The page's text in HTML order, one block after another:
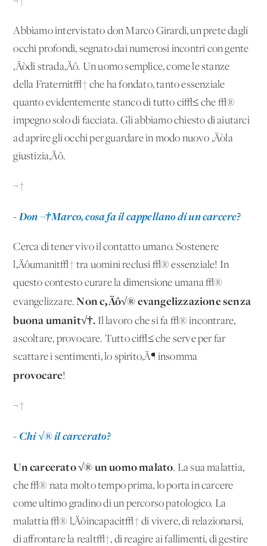
Abbiamo intervistato don Marco Girardi, un prete dagli
occhi profondi, segnato dai numerosi incontri con gente
‚Äòdi strada‚Äô. Un uomo semplice, come le stanze
della Fraternit√† che ha fondato, tanto essenziale
quanto evidentemente stanco di tutto ci√≤ che √®
impegno solo di facciata. Gli abbiamo chiesto di aiutarci
ad aprire gli occhi per guardare in modo nuovo ‚Äòla
giustizia‚Äô.
¬†
- Don ¬†Marco, cosa fa il cappellano di un carcere?
Cerca di tener vivo il contatto umano. Sostenere
l‚Äôumanit√† tra uomini reclusi √® essenziale! In
questo contesto curare la dimensione umana √®
evangelizzare.Non c‚Äô√® evangelizzazione senza
buona umanit√†. Il lavoro che si fa √® incontrare,
ascoltare, provocare. Tutto ci√≤ che serve per far
scattare i sentimenti, lo spirito‚Ä¶ insomma
provocare!
¬†
- Chi √® il carcerato?
Un carcerato √® un uomo malato. La sua malattia,
che √® nata molto tempo prima, lo porta in carcere
come ultimo gradino di un percorso patologico. La
malattia √® l‚Äôincapacit√† di vivere, di relazionarsi,
di affrontare la realt√†, di reagire ai fallimenti, di gestire